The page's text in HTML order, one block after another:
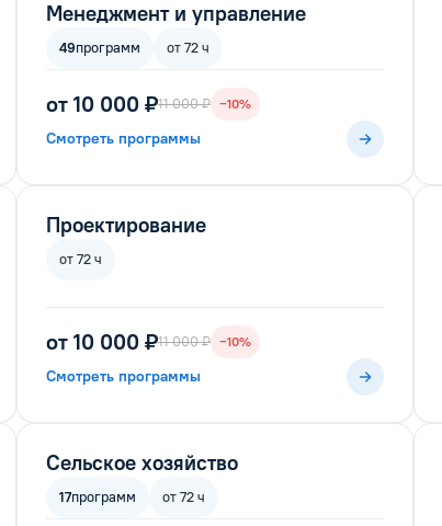
Менеджмент и управление
49программ от 72 ч
от 10 000 ₽11 000 ₽ −10%
Смотреть программы
Проектирование
от 72 ч
от 10 000 ₽11 000 ₽ −10%
Смотреть программы
Сельское хозяйство
17программ от 72 ч